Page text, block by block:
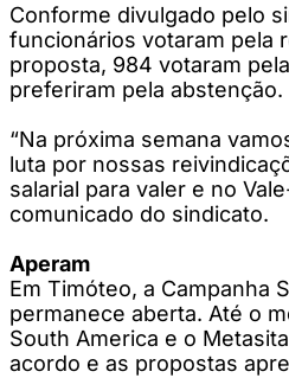
Conforme divulgado pelo
funcionários votaram pela
proposta, 984 votaram
preferiram pela abstenção.
“Na próxima semana
luta por nossas
salarial para valer e no
comunicado do sindicato.
Aperam
Em Timóteo, a Campanha
permanece aberta. Até o
South America e o
acordo e as propostas